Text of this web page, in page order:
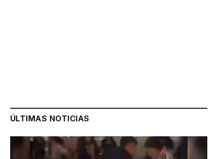
ÚLTIMAS NOTICIAS